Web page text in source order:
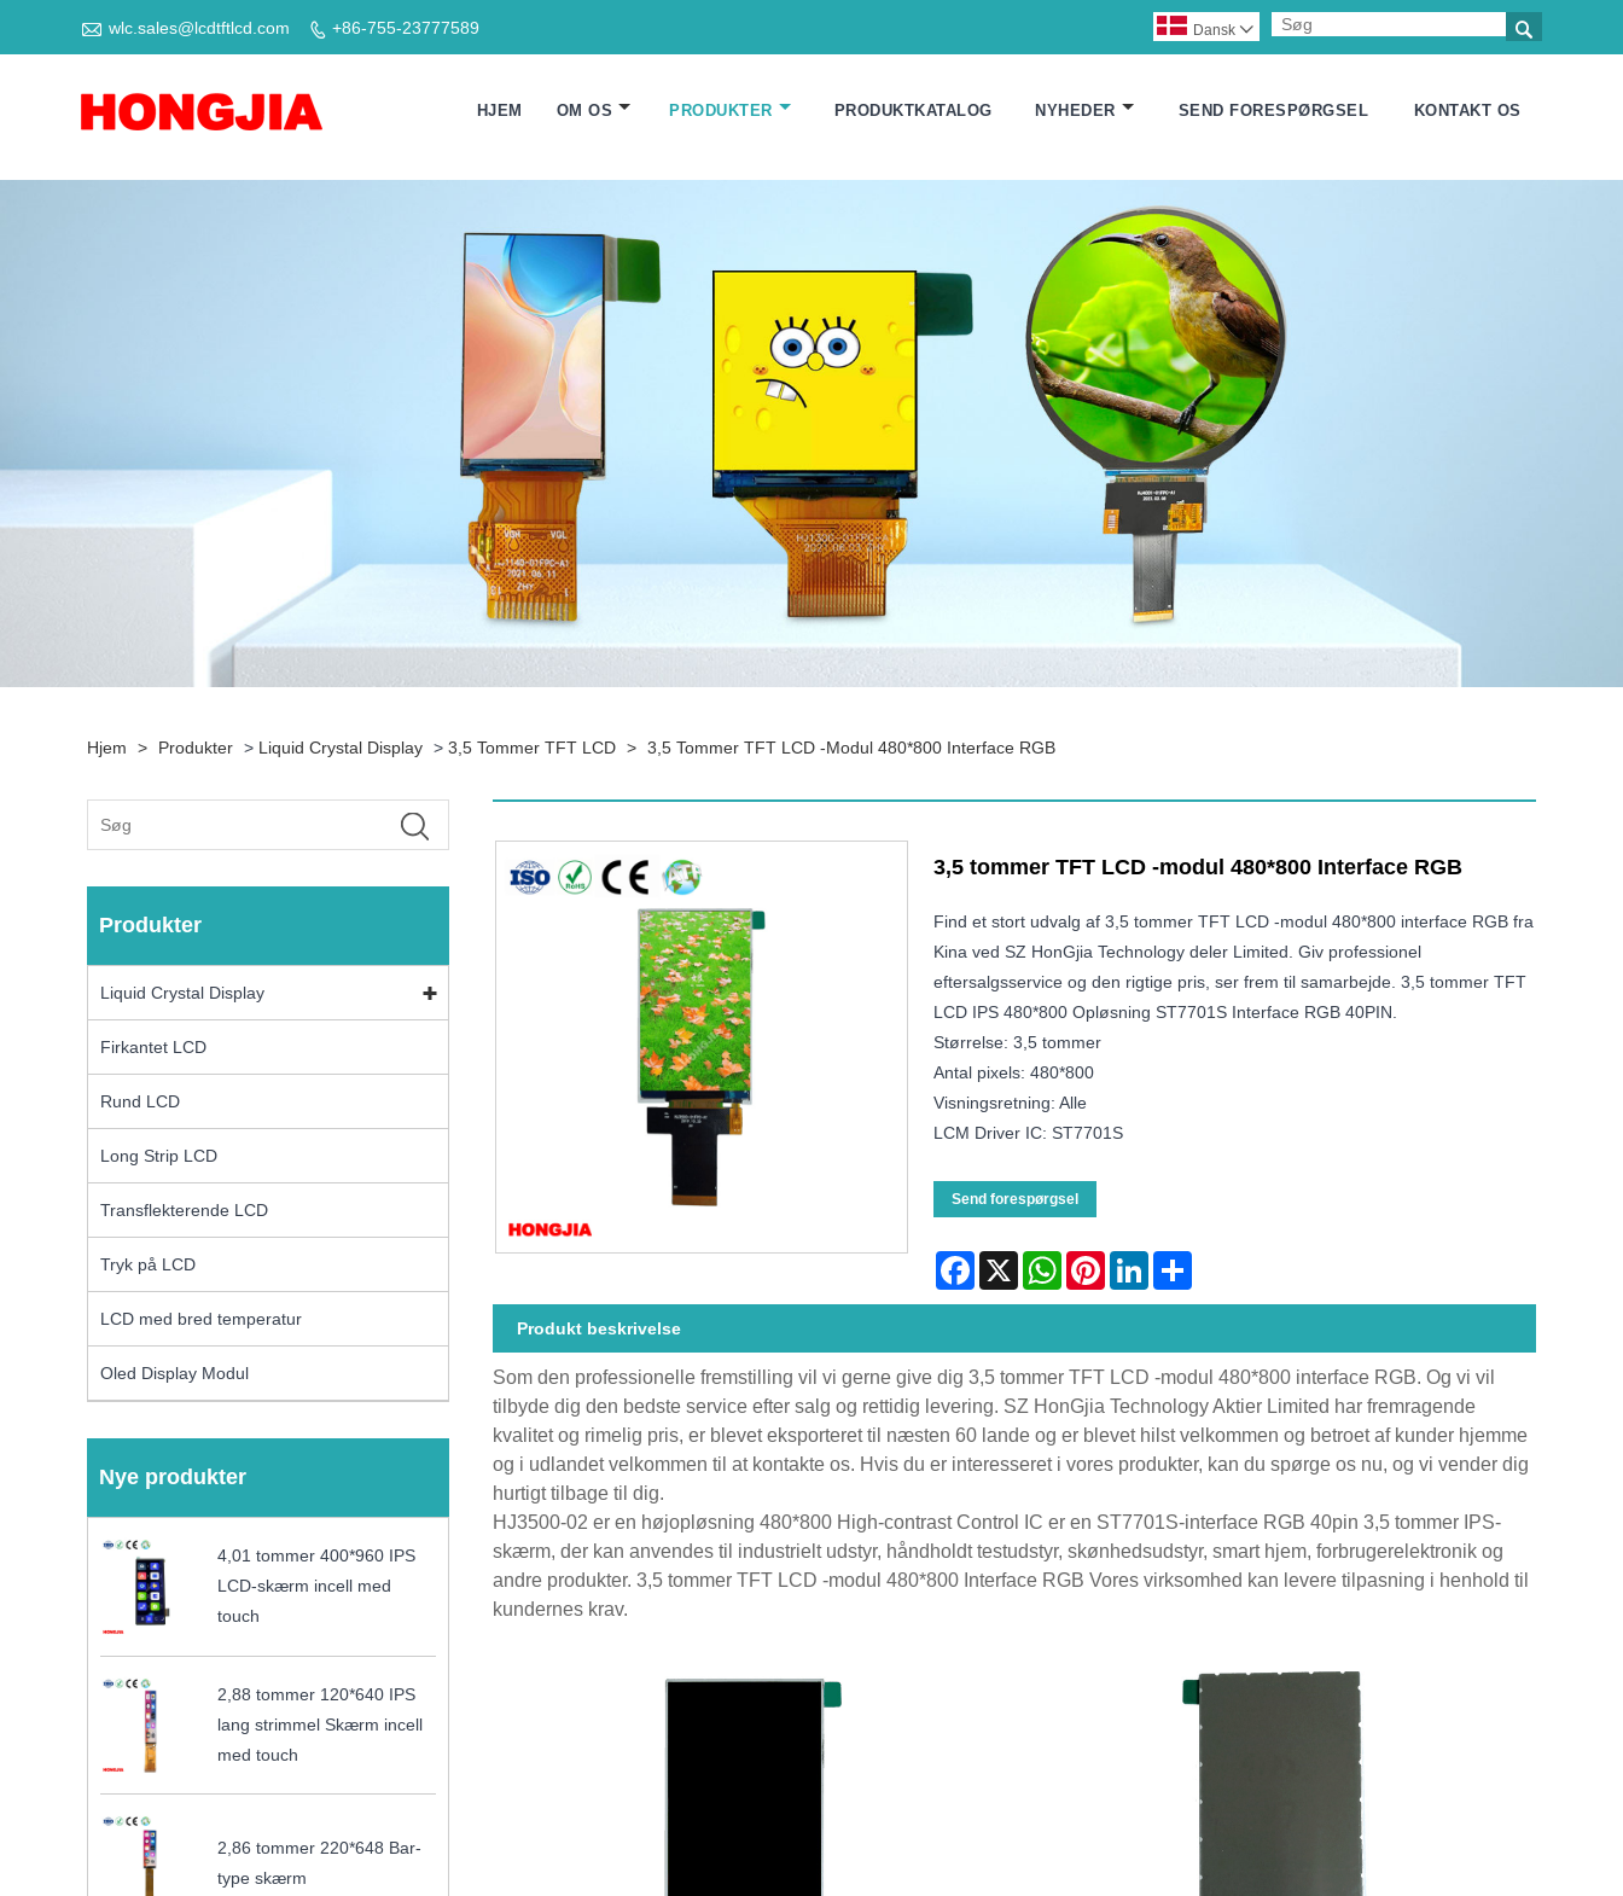
 wlc.sales@lcdtftlcd.com  +86-755-23777589 
Dansk 
HJEM OM OS PRODUKTER PRODUKTKATALOG NYHEDER SEND FORESPØRGSEL KONTAKT OS
Hjem > Produkter > Liquid Crystal Display > 3,5 Tommer TFT LCD > 3,5 Tommer TFT LCD -modul 480*800 Interface RGB
Produkter
Liquid Crystal Display
Firkantet LCD
Rund LCD
Long Strip LCD
Transflekterende LCD
Tryk på LCD
LCD med bred temperatur
Oled Display Modul
Nye produkter
4,01 tommer 400*960 IPS
LCD-skærm incell med
touch
2,88 tommer 120*640 IPS
lang strimmel Skærm incell
med touch
2,86 tommer 220*648 Bar-
type skærm
3,5 tommer TFT LCD -modul 480*800 Interface RGB
Find et stort udvalg af 3,5 tommer TFT LCD -modul 480*800 interface RGB fra
Kina ved SZ HonGjia Technology deler Limited. Giv professionel
eftersalgsservice og den rigtige pris, ser frem til samarbejde. 3,5 tommer TFT
LCD IPS 480*800 Opløsning ST7701S Interface RGB 40PIN.
Størrelse: 3,5 tommer
Antal pixels: 480*800
Visningsretning: Alle
LCM Driver IC: ST7701S
Send forespørgsel
Facebook
X WhatsAppPinterestLinkedInShare
Produkt beskrivelse
Som den professionelle fremstilling vil vi gerne give dig 3,5 tommer TFT LCD -modul 480*800 interface RGB. Og vi vil
tilbyde dig den bedste service efter salg og rettidig levering. SZ HonGjia Technology Aktier Limited har fremragende
kvalitet og rimelig pris, er blevet eksporteret til næsten 60 lande og er blevet hilst velkommen og betroet af kunder hjemme
og i udlandet velkommen til at kontakte os. Hvis du er interesseret i vores produkter, kan du spørge os nu, og vi vender dig
hurtigt tilbage til dig.
HJ3500-02 er en højopløsning 480*800 High-contrast Control IC er en ST7701S-interface RGB 40pin 3,5 tommer IPS-
skærm, der kan anvendes til industrielt udstyr, håndholdt testudstyr, skønhedsudstyr, smart hjem, forbrugerelektronik og
andre produkter. 3,5 tommer TFT LCD -modul 480*800 Interface RGB Vores virksomhed kan levere tilpasning i henhold til
kundernes krav.